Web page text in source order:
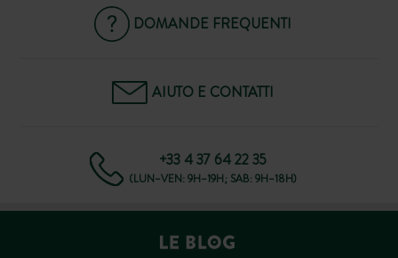
DOMANDE FREQUENTI
AIUTO E CONTATTI
+33 4 37 64 22 35
(LUN–VEN: 9H–19H; SAB: 9H–18H)